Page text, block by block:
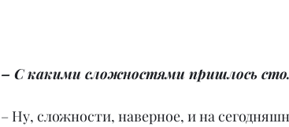
– С какими сложностями пришлось
– Ну, сложности, наверное, и на